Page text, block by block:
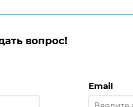
вопрос!
Email